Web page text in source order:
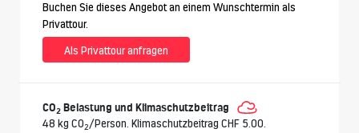
Buchen Sie dieses Angebot an einem Wunschtermin als
Privattour.
Als Privattour anfragen
CO2 Belastung und Klimaschutzbeitrag
48 kg CO2/Person. Klimaschutzbeitrag CHF 5.00.